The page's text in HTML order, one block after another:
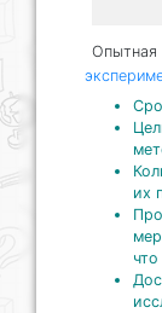
Опытная
их